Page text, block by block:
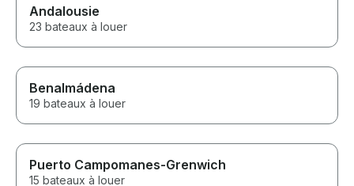
Andalousie
23 bateaux à louer
Benalmádena
19 bateaux à louer
Puerto Campomanes-Grenwich
15 bateaux à louer